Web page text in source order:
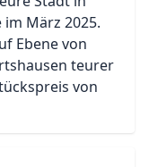
März 2025.
Ebene von
teurer
von